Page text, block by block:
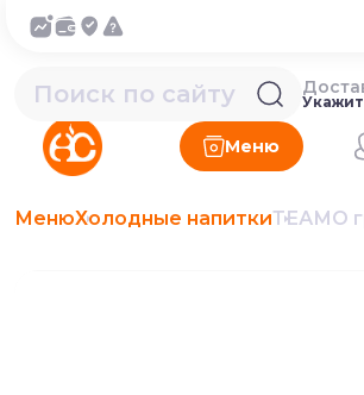
Меню
МенюХолодные напиткиТЕАМО